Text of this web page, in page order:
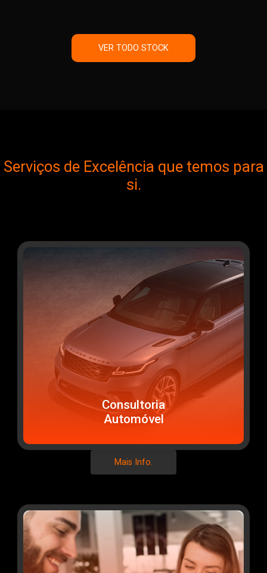
VER TODO STOCK
Serviços de Excelência que temos para
si.
Consultoria
Automóvel
Mais Info.